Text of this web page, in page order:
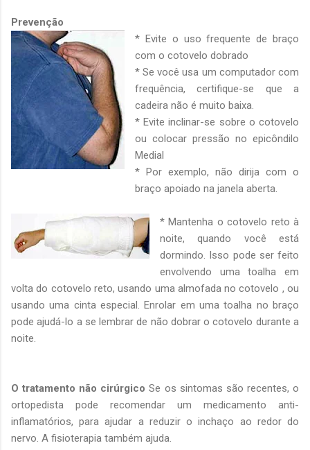
Prevenção
* Evite o uso frequente de braço
com o cotovelo dobrado
* Se você usa um computador com
frequência, certifique-se que a
cadeira não é muito baixa.
* Evite inclinar-se sobre o cotovelo
ou colocar pressão no epicôndilo
Medial
* Por exemplo, não dirija com o
braço apoiado na janela aberta.
* Mantenha o cotovelo reto à
noite, quando você está
dormindo. Isso pode ser feito
envolvendo uma toalha em
volta do cotovelo reto, usando uma almofada no cotovelo , ou
usando uma cinta especial. Enrolar em uma toalha no braço
pode ajudá-lo a se lembrar de não dobrar o cotovelo durante a
noite.
O tratamento não cirúrgico Se os sintomas são recentes, o
ortopedista pode recomendar um medicamento anti-
inflamatórios, para ajudar a reduzir o inchaço ao redor do
nervo. A fisioterapia também ajuda.